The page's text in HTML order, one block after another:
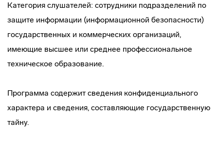
Категория слушателей: сотрудники подразделений по
защите информации (информационной безопасности)
государственных и коммерческих организаций,
имеющие высшее или среднее профессиональное
техническое образование.
Программа содержит сведения конфиденциального
характера и сведения, составляющие государственную
тайну.